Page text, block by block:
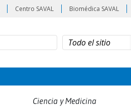
Centro SAVAL Biomédica SAVAL
Ciencia y Medicina